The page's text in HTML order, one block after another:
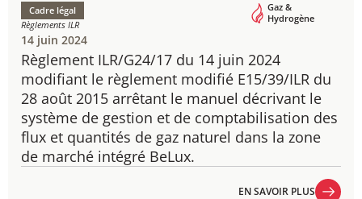
Règlement ILR/G24/17 du 14 juin 2024
​modifiant le règlement modifié E15/39/ILR du
28 août 2015 arrêtant le manuel décrivant le
système de gestion et de comptabilisation des
flux et quantités de gaz naturel dans la zone
de marché intégré BeLux.
Cadre légal
Règlements ILR
Gaz &
Hydrogène
14 juin 2024
EN SAVOIR PLUS